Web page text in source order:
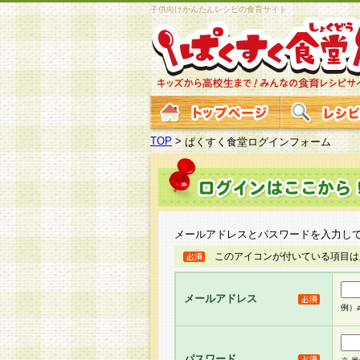
子供向けかんたんレシピの食育サイト
TOP >ぱくすく食堂ログインフォーム
メールアドレスとパスワードを入力し
このアイコンが付いている項目
メールアドレス
例）